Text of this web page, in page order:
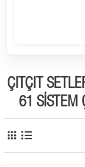
ÇITÇIT
61 SISTEM